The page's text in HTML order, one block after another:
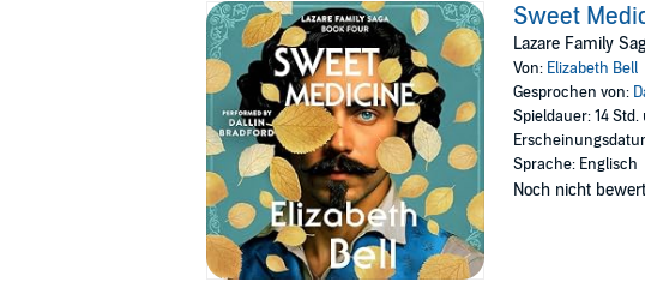
Sweet
Lazare Family
Von: Elizabeth Bell
Gesprochen von:
Spieldauer: 14
Sprache: Englisch
Noch nicht